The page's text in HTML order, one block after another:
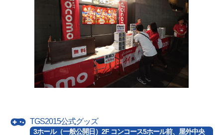
TGS2015公式グッズ
3ホール（一般公開日）2F コンコース5ホール前、屋外中央